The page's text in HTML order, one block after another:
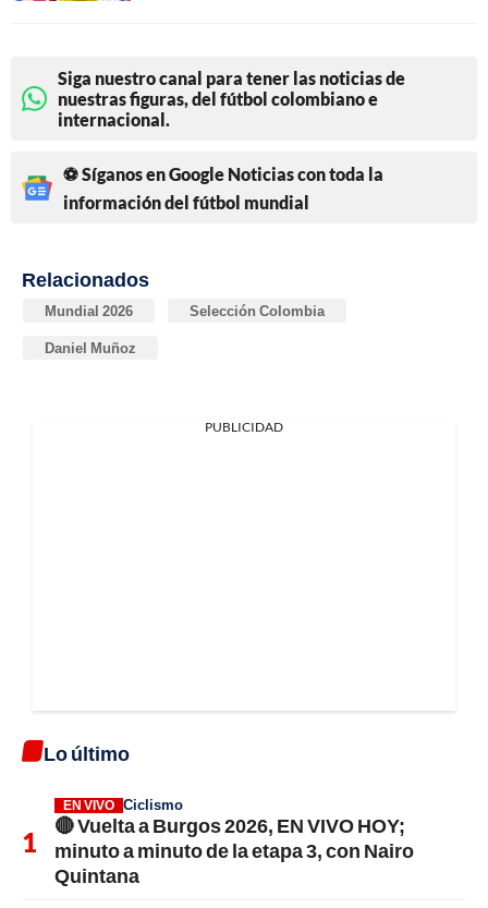
Siga nuestro canal para tener las noticias de
nuestras figuras, del fútbol colombiano e
internacional.
⚽ Síganos en Google Noticias con toda la
información del fútbol mundial
Relacionados
Mundial 2026 Selección Colombia
Daniel Muñoz
PUBLICIDAD
Lo último
EN VIVO Ciclismo
🔴 Vuelta a Burgos 2026, EN VIVO HOY;
minuto a minuto de la etapa 3, con Nairo
Quintana